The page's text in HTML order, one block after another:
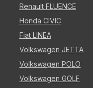
Renault FLUENCE
Honda CIVIC
Fiat LINEA
Volkswagen JETTA
Volkswagen POLO
Volkswagen GOLF